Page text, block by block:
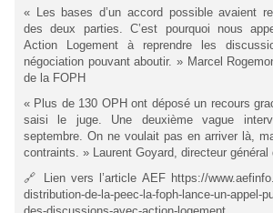
« Les bases d’un accord possible avaient
des deux parties. C’est pourquoi nous
Action Logement à reprendre les
négociation pouvant aboutir. » Marcel
de la FOPH
« Plus de 130 OPH ont déposé un recours
saisi le juge. Une deuxième vague
septembre. On ne voulait pas en arriver là,
contraints. » Laurent Goyard, directeur général
🔗 Lien vers l’article AEF https://
distribution-de-la-peec-la-foph-lance-un-appel-